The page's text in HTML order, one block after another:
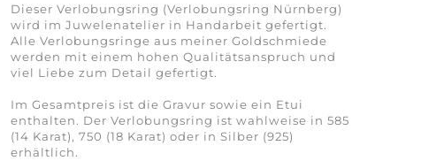
Dieser Verlobungsring (Verlobungsring Nürnberg)
wird im Juwelenatelier in Handarbeit gefertigt.
Alle Verlobungsringe aus meiner Goldschmiede
werden mit einem hohen Qualitäts­anspruch und
viel Liebe zum Detail gefertigt.
Im Gesamtpreis ist die Gravur sowie ein Etui
enthalten. Der Verlobungsring ist wahlweise in 585
(14 Karat), 750 (18 Karat) oder in Silber (925)
erhältlich.